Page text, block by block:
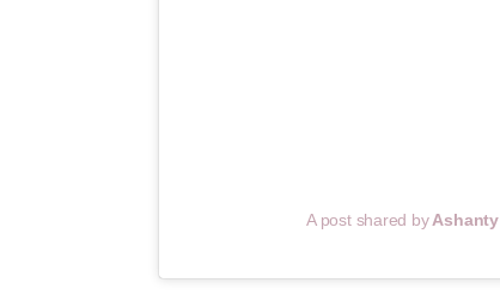
A post shared byAshanty